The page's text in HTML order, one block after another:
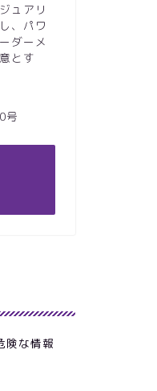
ュアリ
、パワ
ダーメ
とす
号
険な情報